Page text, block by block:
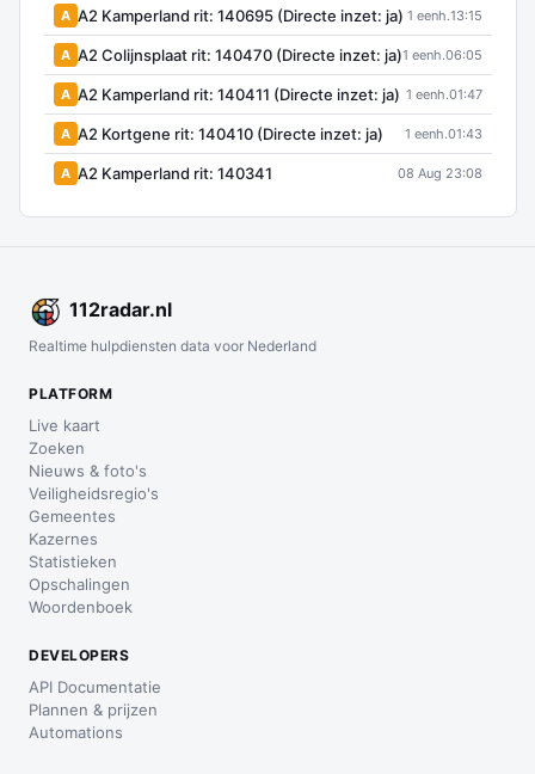
A A2 Kamperland rit: 140695 (Directe inzet: ja) 1 eenh.13:15
A A2 Colijnsplaat rit: 140470 (Directe inzet: ja)1 eenh.06:05
A A2 Kamperland rit: 140411 (Directe inzet: ja) 1 eenh.01:47
A A2 Kortgene rit: 140410 (Directe inzet: ja) 1 eenh.01:43
A A2 Kamperland rit: 140341 08 Aug 23:08
112radar.nl
Realtime hulpdiensten data voor Nederland
PLATFORM
Live kaart
Zoeken
Nieuws & foto's
Veiligheidsregio's
Gemeentes
Kazernes
Statistieken
Opschalingen
Woordenboek
DEVELOPERS
API Documentatie
Plannen & prijzen
Automations